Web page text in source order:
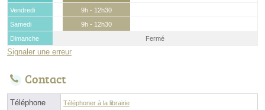
Vendredi
9h - 12h30
Samedi
9h - 12h30
Dimanche
Fermé
Signaler une erreur
Contact
Téléphone Téléphoner à la librairie